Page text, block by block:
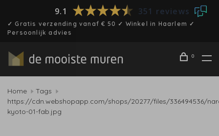
9.1 351 reviews
✓ Gratis verzending vanaf € 50 ✓ Winkel in Haarlem ✓
Persoonlijk advies
0
Home
Tags
https://cdn.webshopapp.com/shops/20277/files/336494536/
kyoto-01-fab.jpg